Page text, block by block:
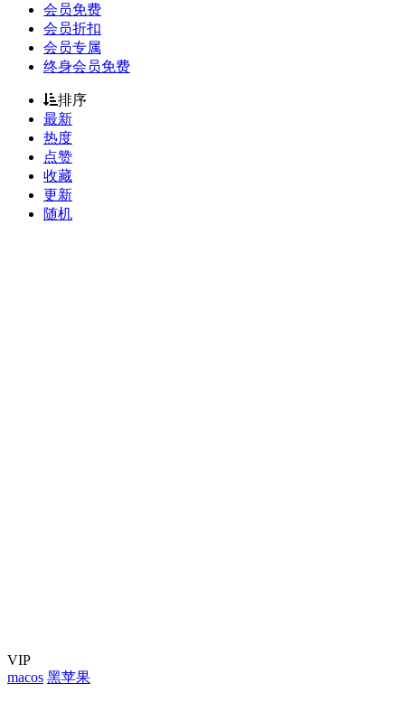
会员免费
会员折扣
会员专属
终身会员免费
排序
最新
热度
点赞
收藏
更新
随机
VIP
macos 黑苹果